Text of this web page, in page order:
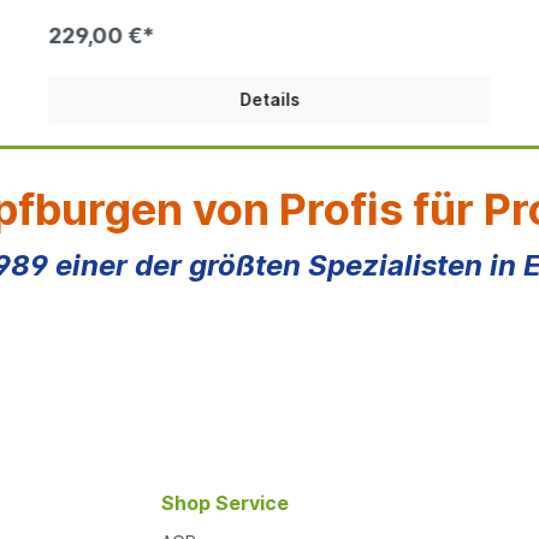
Beispiel, die Farben der gelieferten Ware können
abweichen.
229,00 €*
Details
von Profis für
einer der größten Spezialisten in
Shop Service